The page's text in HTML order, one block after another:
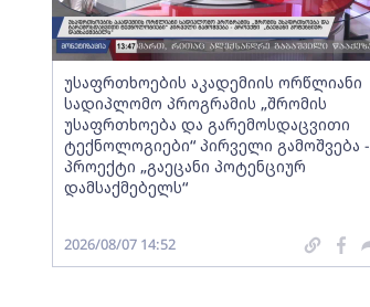
უსაფრთხოების აკადემიის ორწლიანი
სადიპლომო პროგრამის „შრომის
უსაფრთხოება და გარემოსდაცვითი
ტექნოლოგიები“ პირველი გამოშვება -
პროექტი „გაეცანი პოტენციურ
დამსაქმებელს“
2026/08/07 14:52